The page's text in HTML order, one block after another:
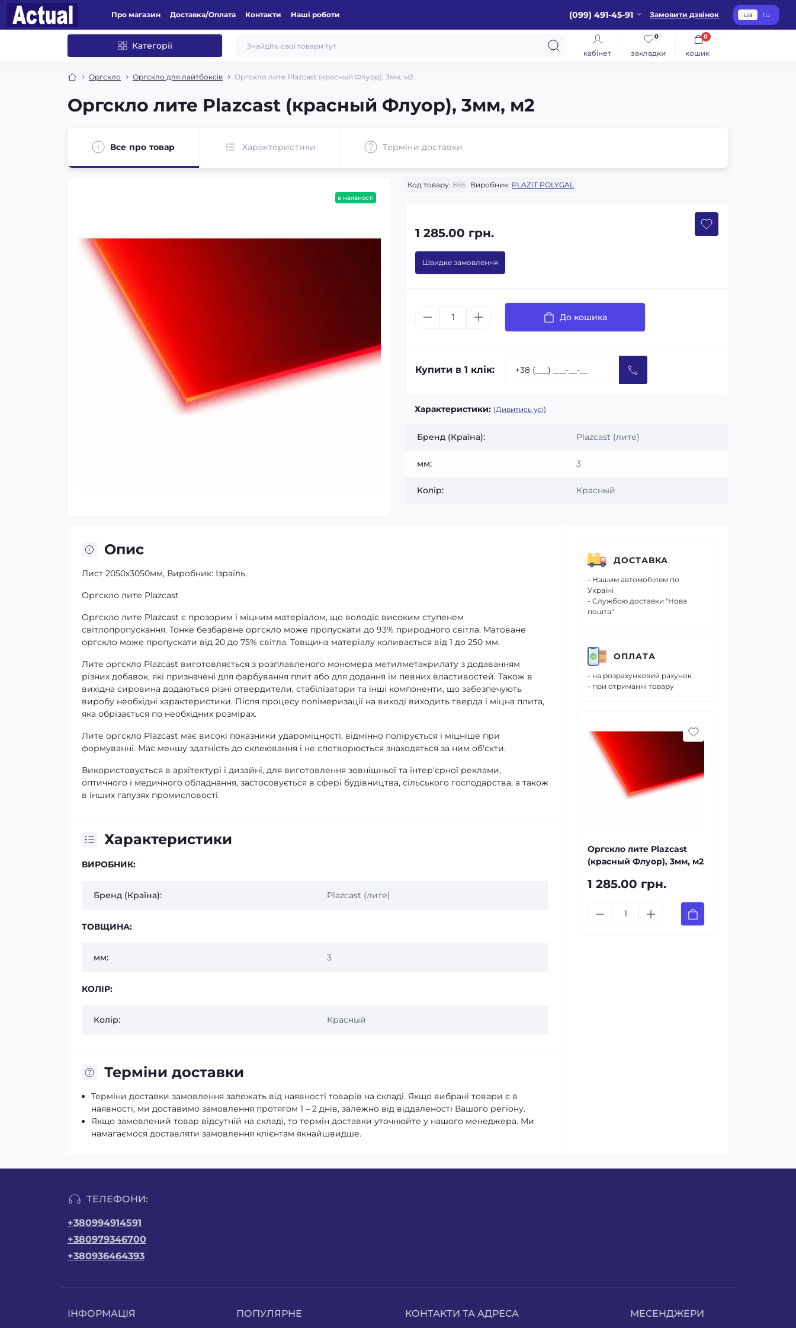
Про магазин Доставка/Оплата Контакти Наші роботи (099) 491-45-91 Замовити дзвінок ua ru
Категорії
кабінет закладки
0
кошик
0
Оргскло Оргскло для лайтбоксів Оргскло лите Plazcast (красный Флуор), 3мм, м2
Оргскло лите Plazcast (красный Флуор), 3мм, м2
Все про товар Характеристики Терміни доставки
в наявності
Код товару: 866 Виробник: PLAZIT POLYGAL
1 285.00 грн.
Швидке замовлення
До кошика
Купити в 1 клік:
Характеристики: (Дивитись усі)
Бренд (Країна): Plazcast (лите)
мм: 3
Колір: Красный
Опис
Лист 2050х3050мм, Виробник: Ізраїль.
Оргскло лите Plazcast
Оргскло лите Plazcast є прозорим і міцним матеріалом, що володіє високим ступенем
світлопропускання. Тонке безбарвне оргскло може пропускати до 93% природного світла. Матоване
оргскло може пропускати від 20 до 75% світла. Товщина матеріалу коливається від 1 до 250 мм.
Лите оргскло Plazcast виготовляється з розплавленого мономера метилметакрилату з додаванням
різних добавок, які призначені для фарбування плит або для додання їм певних властивостей. Також в
вихідна сировина додаються різні отвердители, стабілізатори та інші компоненти, що забезпечують
виробу необхідні характеристики. Після процесу полімеризації на виході виходить тверда і міцна плита,
яка обрізається по необхідних розмірах.
Лите оргскло Plazcast має високі показники удароміцності, відмінно полірується і міцніше при
формуванні. Має меншу здатність до склеювання і не спотворюється знаходяться за ним об'єкти.
Використовується в архітектурі і дизайні, для виготовлення зовнішньої та інтер'єрної реклами,
оптичного і медичного обладнання, застосовується в сфері будівництва, сільського господарства, а також
в інших галузях промисловості.
Характеристики
ВИРОБНИК:
Бренд (Країна): Plazcast (лите)
ТОВЩИНА:
мм: 3
КОЛІР:
Колір: Красный
Терміни доставки
Терміни доставки замовлення залежать від наявності товарів на складі. Якщо вибрані товари є в
наявності, ми доставимо замовлення протягом 1 – 2 днів, залежно від віддаленості Вашого регіону.
Якщо замовлений товар відсутній на складі, то термін доставки уточнюйте у нашого менеджера. Ми
намагаємося доставляти замовлення клієнтам якнайшвидше.
ДОСТАВКА
- Нашим автомобілем по
Україні
- Службою доставки "Нова
пошта"
ОПЛАТА
- на розрахунковий рахунок
- при отриманні товару
Оргскло лите Plazcast
(красный Флуор), 3мм, м2
1 285.00 грн.
ТЕЛЕФОНИ:
+380994914591
+380979346700
+380936464393
ІНФОРМАЦІЯ ПОПУЛЯРНЕ КОНТАКТИ ТА АДРЕСА МЕСЕНДЖЕРИ